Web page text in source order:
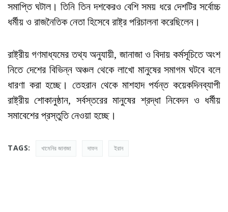
সমাপ্তি ঘটাল। তিনি তিন দশকেরও বেশি সময় ধরে দেশটির সর্বোচ্চ
ধর্মীয় ও রাজনৈতিক নেতা হিসেবে রাষ্ট্র পরিচালনা করেছিলেন।
রাষ্ট্রীয় গণমাধ্যমের তথ্য অনুযায়ী, জানাজা ও বিদায় কর্মসূচিতে অংশ
নিতে দেশের বিভিন্ন অঞ্চল থেকে লাখো মানুষের সমাগম ঘটবে বলে
ধারণা করা হচ্ছে। তেহরান থেকে মাশহাদ পর্যন্ত কয়েকদিনব্যাপী
রাষ্ট্রীয় শোকানুষ্ঠান, সর্বস্তরের মানুষের শ্রদ্ধা নিবেদন ও ধর্মীয়
সমাবেশের প্রস্তুতি নেওয়া হচ্ছে।
TAGS: খামেনির জানাজা দাফন ইরান